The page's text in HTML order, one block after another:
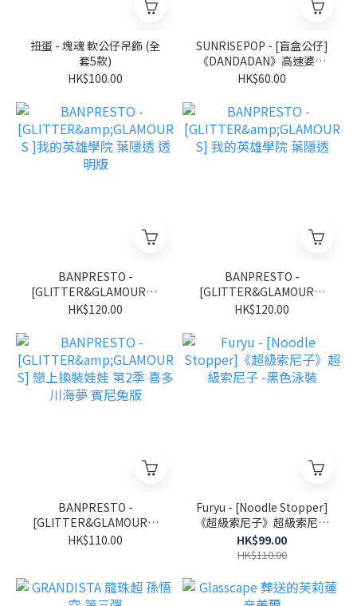
扭蛋 - 塊魂 軟公仔吊飾 (全
套5款)
HK$100.00
SUNRISEPOP - [盲盒公仔]
《DANDADAN》高速婆婆
達摩盲盒擺設 第二彈 金屬
4)
HK$60.00
BANPRESTO -
[GLITTER&GLAMOURS ]
我的英雄學院 葉隱透 透明
HK$120.00
BANPRESTO -
[GLITTER&GLAMOURS]
我的英雄學院 葉隱透
HK$120.00
BANPRESTO -
[GLITTER&GLAMOURS]
戀上換裝娃娃 第2季 喜多川
HK$110.00
Furyu - [Noodle Stopper]
《超級索尼子》超級索尼子
-黑色泳裝
HK$99.00
HK$110.00